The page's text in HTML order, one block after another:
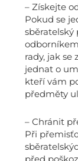
– Získejte
Pokud se
sběratelský
rady, jak se
jednat o
kteří vám
předměty
– Chránit
Při